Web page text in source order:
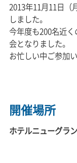
2013年11月11日（
しました。
今年度も200名近
会となりました。
お忙しい中ご参加
開催場所
ホテルニューグラ